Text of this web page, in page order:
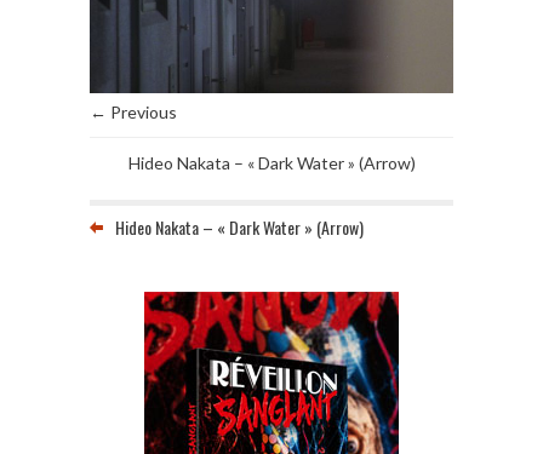
← Previous
Hideo Nakata – « Dark Water » (Arrow)
Hideo Nakata – « Dark Water » (Arrow)